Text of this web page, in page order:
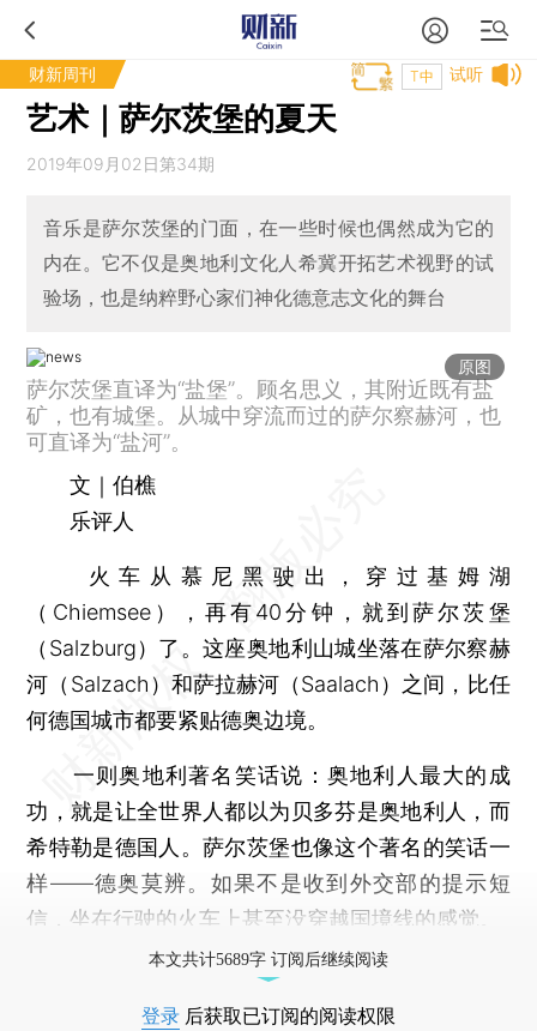
财新周刊 试听
T中
艺术｜萨尔茨堡的夏天
2019年09月02日第34期
音乐是萨尔茨堡的门面，在一些时候也偶然成为它的
内在。它不仅是奥地利文化人希冀开拓艺术视野的试
验场，也是纳粹野心家们神化德意志文化的舞台
原图
萨尔茨堡直译为“盐堡”。顾名思义，其附近既有盐
矿，也有城堡。从城中穿流而过的萨尔察赫河，也
可直译为“盐河”。
文｜伯樵
乐评人
火车从慕尼黑驶出，穿过基姆湖
（Chiemsee），再有40分钟，就到萨尔茨堡
（Salzburg）了。这座奥地利山城坐落在萨尔察赫
河（Salzach）和萨拉赫河（Saalach）之间，比任
何德国城市都要紧贴德奥边境。
一则奥地利著名笑话说：奥地利人最大的成
功，就是让全世界人都以为贝多芬是奥地利人，而
希特勒是德国人。萨尔茨堡也像这个著名的笑话一
样——德奥莫辨。如果不是收到外交部的提示短
信，坐在行驶的火车上甚至没穿越国境线的感觉。
本文共计5689字 订阅后继续阅读
登录 后获取已订阅的阅读权限